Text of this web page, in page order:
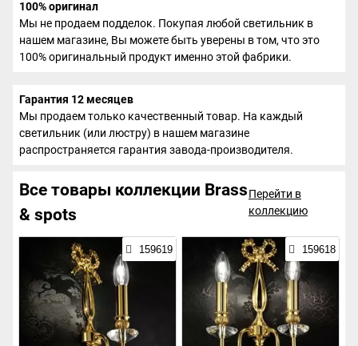
100% оригинал
Мы не продаем подделок. Покупая любой светильник в
нашем магазине, Вы можете быть уверены в том, что это
100% оригинальный продукт именно этой фабрики.
Гарантия 12 месяцев
Мы продаем только качественный товар. На каждый
светильник (или люстру) в нашем магазине
распространяется гарантия завода-производителя.
Все товары коллекции Brass
& spots
Перейти в
коллекцию
159619 159618